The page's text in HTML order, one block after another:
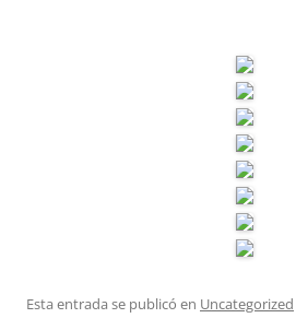
Esta entrada se publicó en Uncategorized